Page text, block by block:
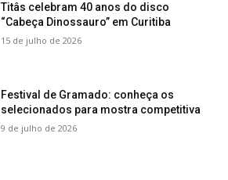
Titâs celebram 40 anos do disco
“Cabeça Dinossauro” em Curitiba
15 de julho de 2026
Festival de Gramado: conheça os
selecionados para mostra competitiva
9 de julho de 2026